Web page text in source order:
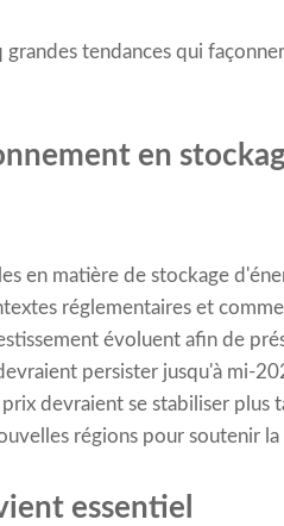
grandes tendances qui
en
en matière de stockage
réglementaires et
évoluent afin de
persister jusqu'à mi-
devraient se stabiliser plus
régions pour soutenir la
essentiel